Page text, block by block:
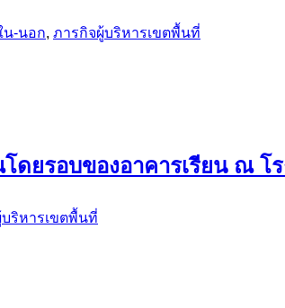
น-นอก, ภารกิจผู้บริหารเขตพื้นที่
ดยรอบของอาคารเรียน ณ โ
ริหารเขตพื้นที่